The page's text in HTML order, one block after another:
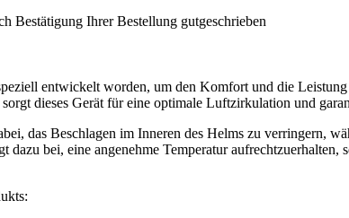
Bestätigung Ihrer Bestellung gutgeschrieben
entwickelt worden, um den Komfort und die
dieses Gerät für eine optimale Luftzirkulation und
das Beschlagen im Inneren des Helms zu verringern,
dazu bei, eine angenehme Temperatur